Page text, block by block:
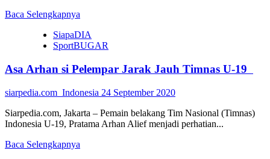
Baca Selengkapnya
about
FORTAIS
‘Nikah
Bareng
3
M’
SiapaDIA
SportBUGAR
Asa Arhan si Pelempar Jarak Jauh Timnas U-19
siarpedia.com_Indonesia 24 September 2020
Siarpedia.com, Jakarta – Pemain belakang Tim Nasional (Timnas)
Indonesia U-19, Pratama Arhan Alief menjadi perhatian...
Baca Selengkapnya